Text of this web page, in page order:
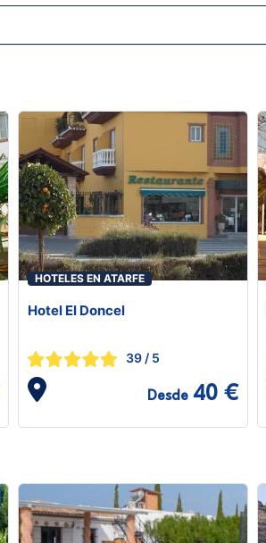
HOTELES EN ATARFE
Hotel El Doncel
39/ 5
Desde 40 €